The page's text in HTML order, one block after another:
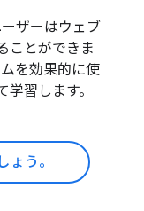
ザーはウェブ
ことができま
を効果的に使
習します。
う。